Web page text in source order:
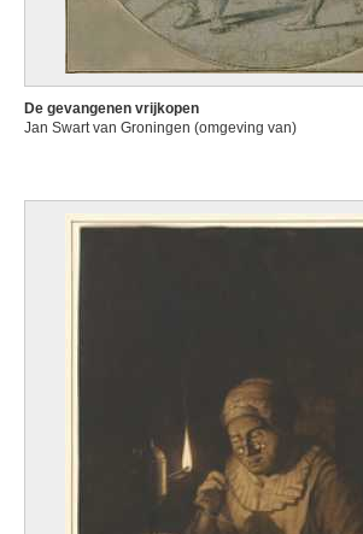
De gevangenen vrijkopen
Jan Swart van Groningen (omgeving van)